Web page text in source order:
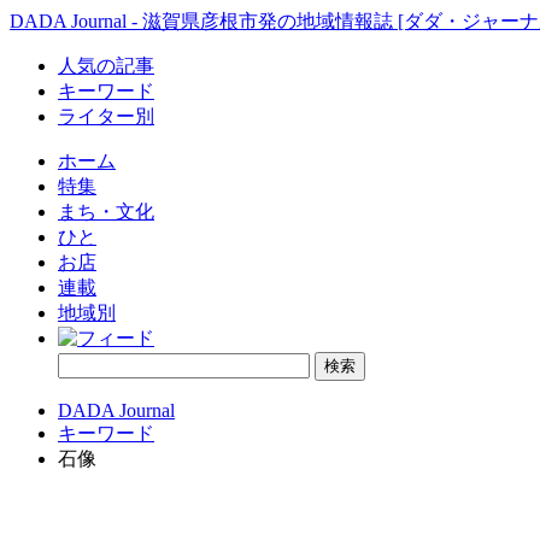
DADA Journal - 滋賀県彦根市発の地域情報誌 [ダダ・ジャー
人気の記事
キーワード
ライター別
ホーム
特集
まち・文化
ひと
お店
連載
地域別
DADA Journal
キーワード
石像